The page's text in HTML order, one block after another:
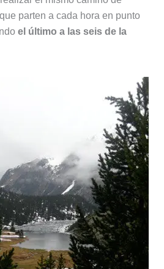
parten a cada hora en punto
el último a las seis de la